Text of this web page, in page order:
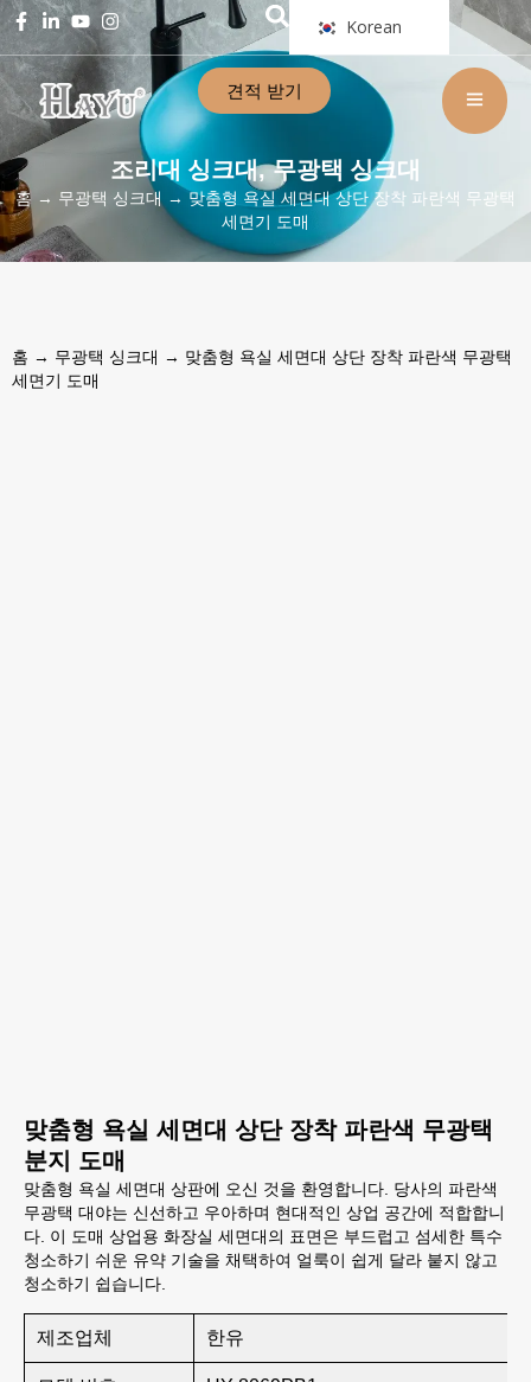
Korean
견적 받기
조리대 싱크대,무광택 싱크대
홈 → 무광택 싱크대 → 맞춤형 욕실 세면대 상단 장착 파란색 무광택
세면기 도매
홈 → 무광택 싱크대 → 맞춤형 욕실 세면대 상단 장착 파란색 무광택
세면기 도매
맞춤형 욕실 세면대 상단 장착 파란색 무광택
분지 도매
맞춤형 욕실 세면대 상판에 오신 것을 환영합니다. 당사의 파란색
무광택 대야는 신선하고 우아하며 현대적인 상업 공간에 적합합니
다. 이 도매 상업용 화장실 세면대의 표면은 부드럽고 섬세한 특수
청소하기 쉬운 유약 기술을 채택하여 얼룩이 쉽게 달라 붙지 않고
청소하기 쉽습니다.
제조업체 한유